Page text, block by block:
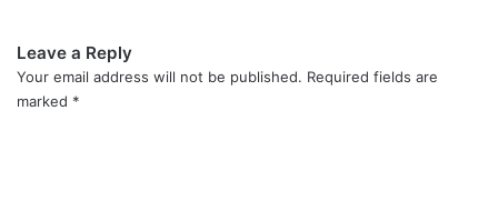
Leave a Reply
Your email address will not be published. Required fields are
marked *